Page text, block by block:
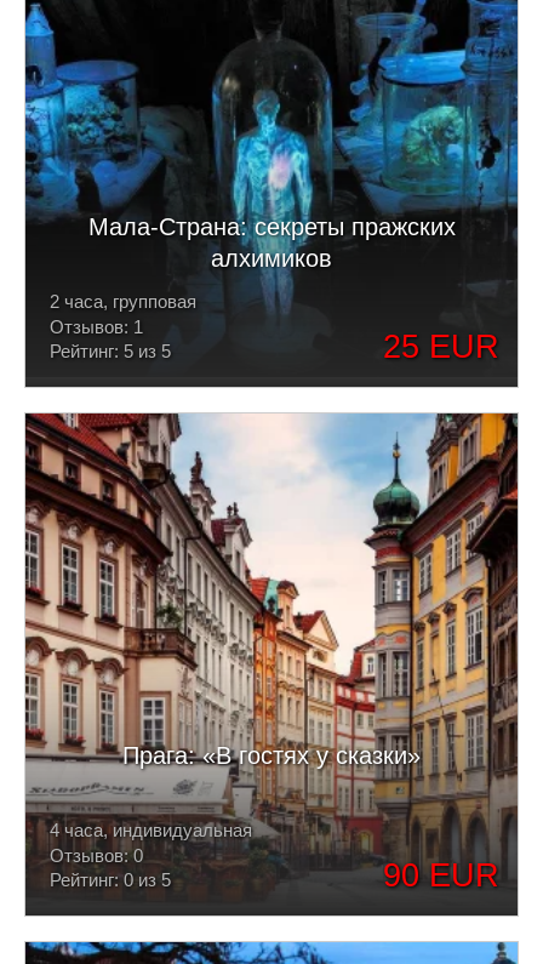
Мала-Страна: секреты пражских
алхимиков
25 EUR
2 часа, групповая
Отзывов: 1
Рейтинг: 5 из 5
Прага: «В гостях у сказки»
90 EUR
4 часа, индивидуальная
Отзывов: 0
Рейтинг: 0 из 5